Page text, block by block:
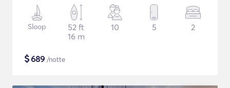
Sloop
52 ft
16 m
10 5 2
$689 /notte